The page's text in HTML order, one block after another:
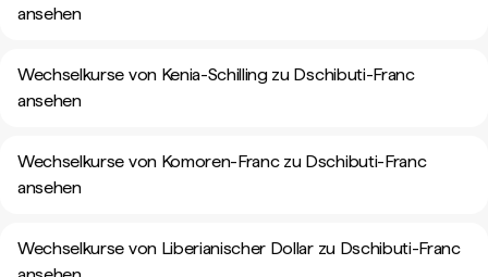
ansehen
Wechselkurse von Kenia-Schilling zu Dschibuti-Franc
ansehen
Wechselkurse von Komoren-Franc zu Dschibuti-Franc
ansehen
Wechselkurse von Liberianischer Dollar zu Dschibuti-Franc